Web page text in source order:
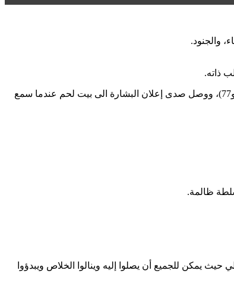
ذاته.
لقد افتتح إنجيل لوقا بإعلان بشرى الخلاص: في نشيد مريم التي تبتهج بالله مخلّصها (1: 47)، وفي كلمات زكريا الذي أدرك قدرة الله على الفداء (2: 71 و77)، ووصل صدى إعلان البشارة الى بيت لحم عندما سمع
ظالمة.
يمكن للجميع أن يصلوا إليه وينالوا الخلاص ويبدؤوا